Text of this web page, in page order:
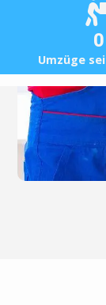
0
Umzüge